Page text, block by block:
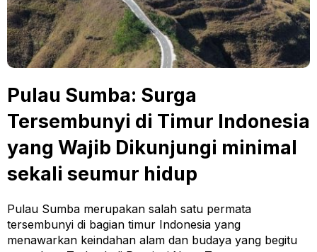
Pulau Sumba: Surga
Tersembunyi di Timur Indonesia
yang Wajib Dikunjungi minimal
sekali seumur hidup
Pulau Sumba merupakan salah satu permata
tersembunyi di bagian timur Indonesia yang
menawarkan keindahan alam dan budaya yang begitu